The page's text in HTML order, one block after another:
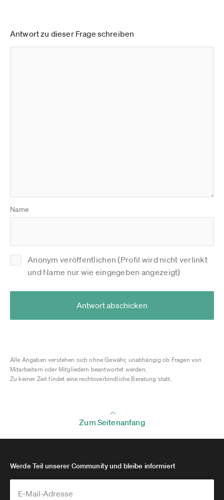
Antwort zu dieser Frage schreiben
Name
Anonym veröffentlichen (Profil wird nicht verlinkt
und Name nur wie eingegeben angezeigt)
Antwort abschicken
Alle Angaben verstehen sich ohne Gewähr, unabhängig ob Fragen von
Mitarbeitern oder Mitgliedern beantwortet werden.
Zu keiner Zeit findet eine rechtsverbindliche Beratung statt.
Zum Seitenanfang
Werde Teil unserer Community und bleibe informiert